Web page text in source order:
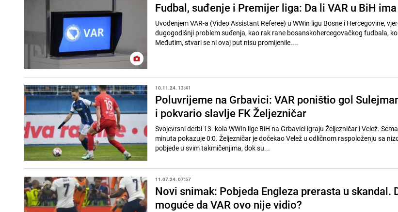
Fudbal, suđenje i Premijer liga: Da li VAR u BiH
Uvođenjem VAR-a (Video Assistant Referee) u WWin ligu Bosne i Hercegovine,
dugogodišnji problem suđenja, kao rak rane bosanskohercegovačkog fudbala,
Međutim, stvari se ni ovaj put nisu promijenile....
10.11.24. 13:41
Poluvrijeme na Grbavici: VAR poništio gol
i pokvario slavlje FK Željezničar
Svojevrsni derbi 13. kola WWIn lige BiH na Grbavici igraju Željezničar i Velež.
minuta pokazuje 0:0. Željezničar je dočekao Velež u odličnom raspoloženju sa
pobjede u svim takmičenjima, dok su...
11.07.24. 07:57
Novi snimak: Pobjeda Engleza prerasta u skandal.
moguće da VAR ovo nije vidio?